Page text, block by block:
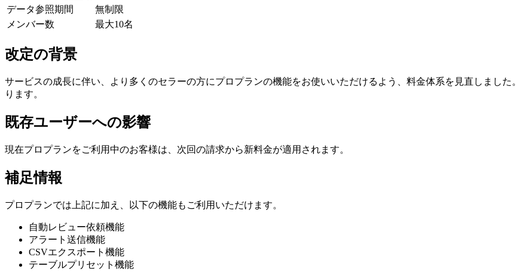
データ参照期間
無制限
メンバー数
最大10名
改定の背景
サービスの成長に伴い、より多くのセラーの方にプロプランの機能をお使いいただけるよう、料金体系を見直しまし
ります。
既存ユーザーへの影響
現在プロプランをご利用中のお客様は、次回の請求から新料金が適用されます。
補足情報
プロプランでは上記に加え、以下の機能もご利用いただけます。
自動レビュー依頼機能
アラート送信機能
CSVエクスポート機能
テーブルプリセット機能